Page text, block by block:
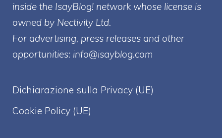
inside the IsayBlog! network whose license is
owned by Nectivity Ltd.
For advertising, press releases and other
opportunities: info@isayblog.com
Dichiarazione sulla Privacy (UE)
Cookie Policy (UE)